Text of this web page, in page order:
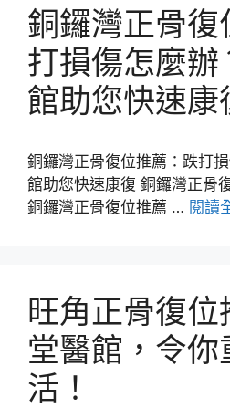
銅鑼灣正骨復
打損傷怎麼辦
館助您快速康
銅鑼灣正骨復位推薦：跌打
館助您快速康復 銅鑼灣正骨
銅鑼灣正骨復位推薦 … 閱讀
旺角正骨復
堂醫館，令你
活！